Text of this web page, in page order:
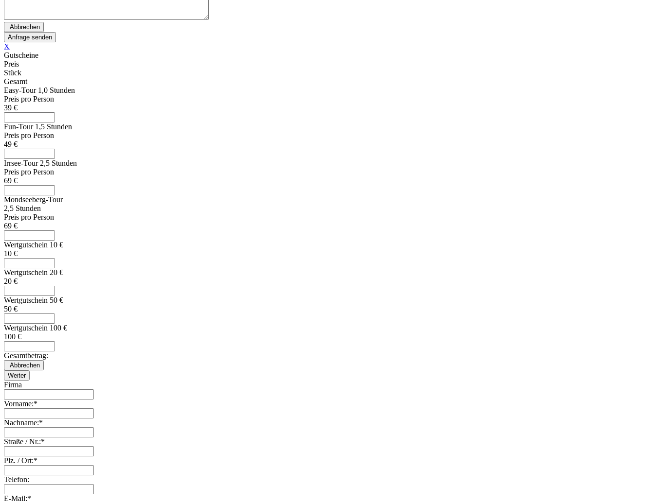
X
Gutscheine
Preis
Stück
Gesamt
Easy-Tour 1,0 Stunden
Preis pro Person
39 €
Fun-Tour 1,5 Stunden
Preis pro Person
49 €
Irrsee-Tour 2,5 Stunden
Preis pro Person
69 €
Mondseeberg-Tour
2,5 Stunden
Preis pro Person
69 €
Wertgutschein 10 €
10 €
Wertgutschein 20 €
20 €
Wertgutschein 50 €
50 €
Wertgutschein 100 €
100 €
Gesamtbetrag:
Firma
Vorname:*
Nachname:*
Straße / Nr.:*
Plz. / Ort:*
Telefon:
E-Mail:*